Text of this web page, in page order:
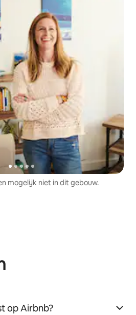
mogelijk niet in dit gebouw.
op Airbnb?